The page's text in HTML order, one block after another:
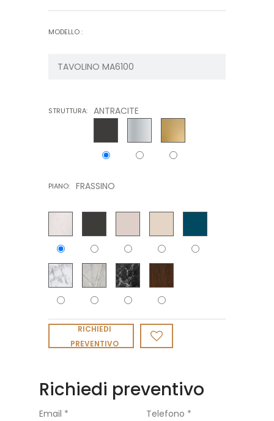
MODELLO :
STRUTTURA: ANTRACITE
PIANO: FRASSINO
RICHIEDI
PREVENTIVO
Richiedi preventivo
Email * Telefono *